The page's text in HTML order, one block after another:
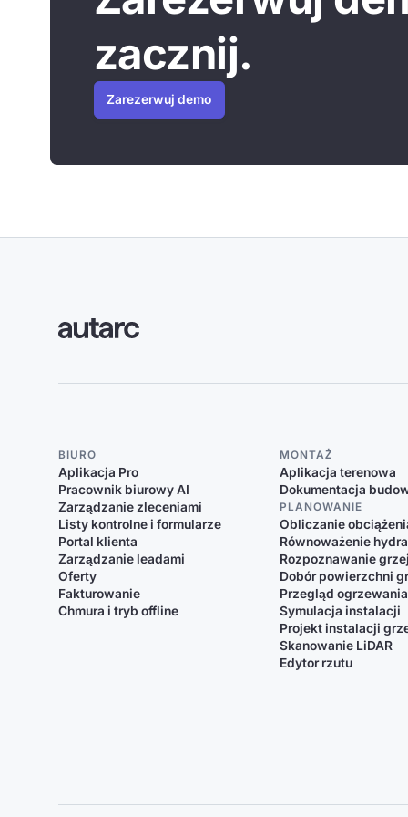
zacznij.
Zarezerwuj demo
BIURO
Aplikacja Pro
Pracownik biurowy AI
Zarządzanie zleceniami
Listy kontrolne i formularze
Portal klienta
Zarządzanie leadami
Oferty
Fakturowanie
Chmura i tryb offline
MONTAŻ
Aplikacja terenowa
Dokumentacja
PLANOWANIE
Obliczanie
Równoważenie
Rozpoznawanie
Dobór powierzchni
Przegląd ogrzewania
Symulacja instalacji
Projekt instalacji
Skanowanie LiDAR
Edytor rzutu